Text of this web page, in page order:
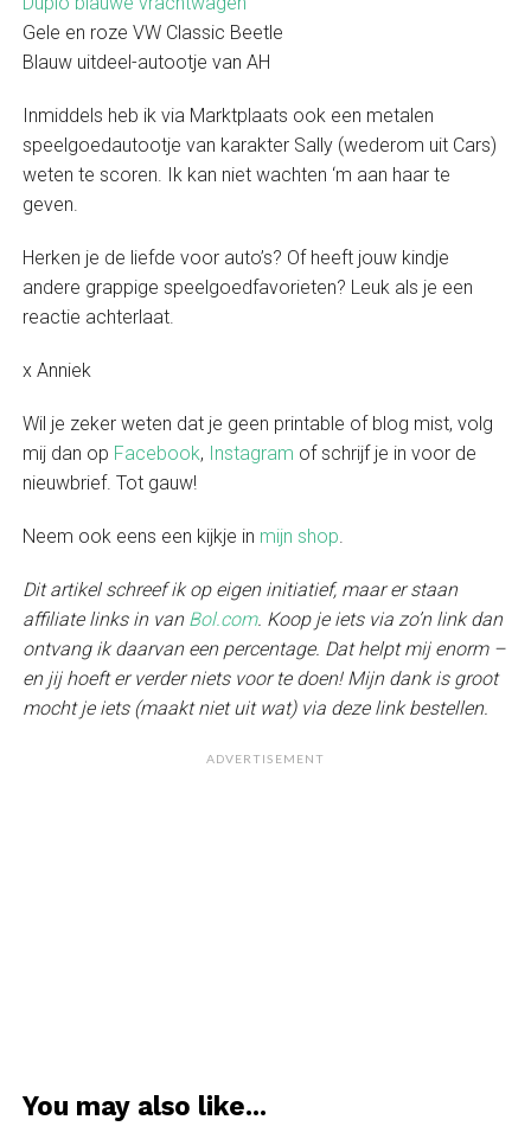
Gele en roze VW Classic Beetle
Blauw uitdeel-autootje van AH
Inmiddels heb ik via Marktplaats ook een metalen
speelgoedautootje van karakter Sally (wederom uit Cars)
weten te scoren. Ik kan niet wachten ‘m aan haar te
geven.
Herken je de liefde voor auto’s? Of heeft jouw kindje
andere grappige speelgoedfavorieten? Leuk als je een
reactie achterlaat.
x Anniek
Wil je zeker weten dat je geen printable of blog mist, volg
mij dan op Facebook, Instagram of schrijf je in voor de
nieuwbrief. Tot gauw!
Neem ook eens een kijkje in mijn shop.
Dit artikel schreef ik op eigen initiatief, maar er staan
affiliate links in van Bol.com. Koop je iets via zo’n link dan
ontvang ik daarvan een percentage. Dat helpt mij enorm –
en jij hoeft er verder niets voor te doen! Mijn dank is groot
mocht je iets (maakt niet uit wat) via deze link bestellen.
ADVERTISEMENT
You may also like...